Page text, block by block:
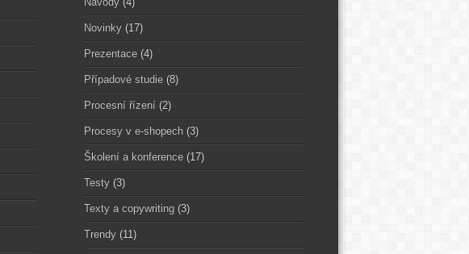
Novinky(17)
Prezentace(4)
Případové studie(8)
Procesní řízení(2)
Procesy v e-shopech(3)
Školení a konference(17)
Testy(3)
Texty a copywriting(3)
Trendy(11)